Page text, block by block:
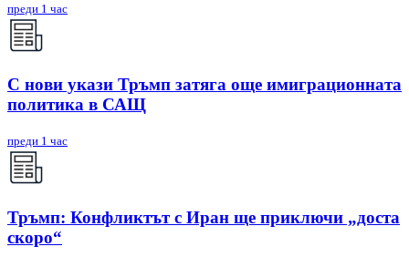
преди 1 час
С нови укази Тръмп затяга още имиграционната
политика в САЩ
преди 1 час
Тръмп: Конфликтът с Иран ще приключи „доста
скоро“